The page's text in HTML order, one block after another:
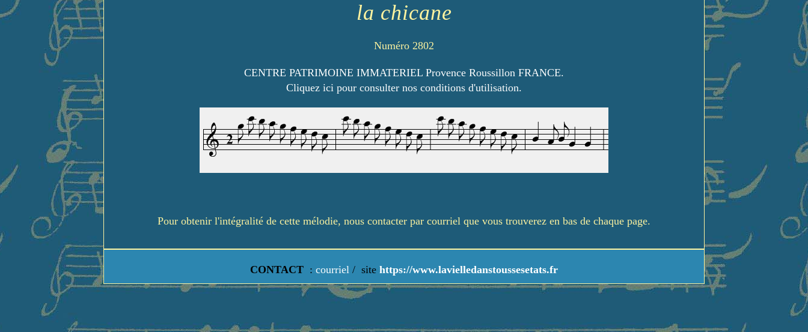
la chicane
Numéro 2802
CENTRE PATRIMOINE IMMATERIEL Provence Roussillon FRANCE.
Cliquez ici pour consulter nos conditions d'utilisation.
Pour obtenir l'intégralité de cette mélodie, nous contacter par courriel que vous trouverez en bas de chaque page.
CONTACT : courriel / site https://www.lavielledanstoussesetats.fr